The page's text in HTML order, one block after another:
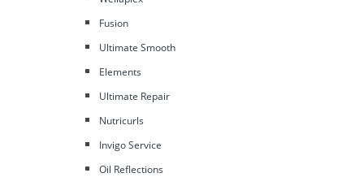
Fusion
Ultimate Smooth
Elements
Ultimate Repair
Nutricurls
Invigo Service
Oil Reflections